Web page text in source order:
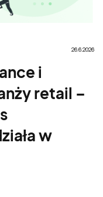
26.6.2026
i
retail –
w